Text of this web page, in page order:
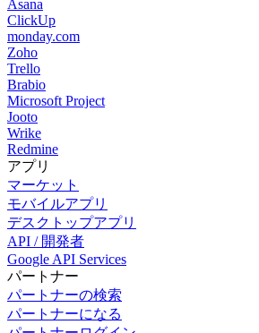
Asana
ClickUp
monday.com
Zoho
Trello
Brabio
Microsoft Project
Jooto
Wrike
Redmine
アプリ
マーケット
モバイルアプリ
デスクトップアプリ
API / 開発者
Google API Services
パートナー
パートナーの検索
パートナーになる